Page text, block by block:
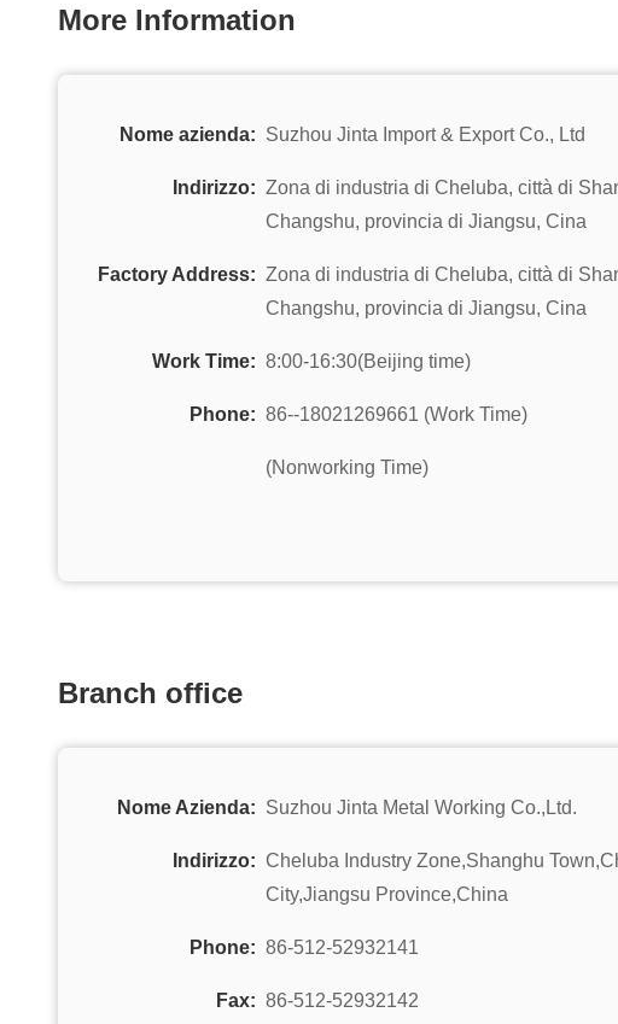
More Information
Nome azienda: Suzhou Jinta Import & Export Co., Ltd
Indirizzo: Zona di industria di Cheluba, città di
Changshu, provincia di Jiangsu, Cina
Factory Address: Zona di industria di Cheluba, città di
Changshu, provincia di Jiangsu, Cina
Work Time: 8:00-16:30(Beijing time)
Phone: 86--18021269661 (Work Time)
(Nonworking Time)
Branch office
Nome Azienda: Suzhou Jinta Metal Working Co.,Ltd.
Indirizzo: Cheluba Industry Zone,Shanghu
City,Jiangsu Province,China
Phone: 86-512-52932141
Fax: 86-512-52932142